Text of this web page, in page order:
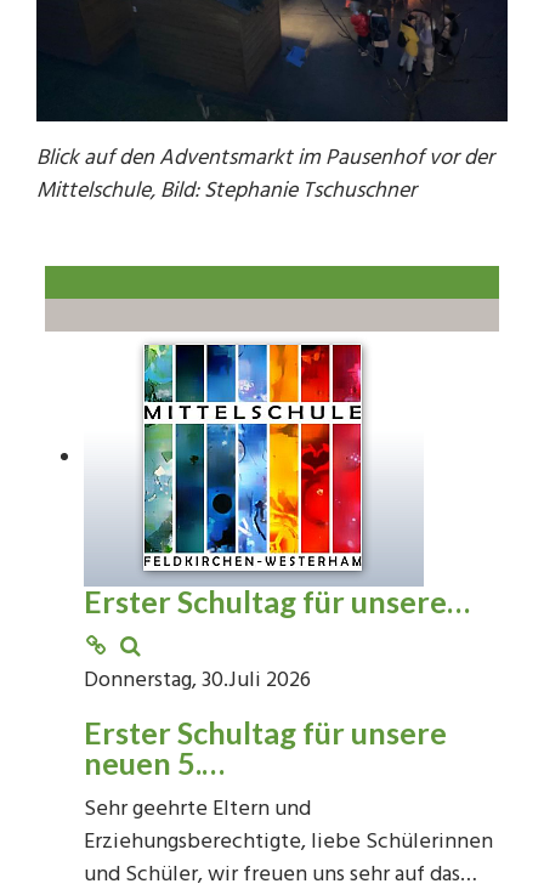
Blick auf den Adventsmarkt im Pausenhof vor der
Mittelschule, Bild: Stephanie Tschuschner
Erster Schultag für unsere…
Donnerstag, 30.Juli 2026
Erster Schultag für unsere
neuen 5.…
Sehr geehrte Eltern und
Erziehungsberechtigte, liebe Schülerinnen
und Schüler, wir freuen uns sehr auf das…